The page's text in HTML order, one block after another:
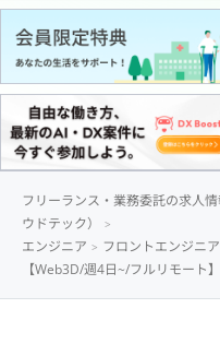
フリーランス・業務委託の求人
ウドテック）
エンジニア
フロントエンジニア
【Web3D/週4日~/フルリモート